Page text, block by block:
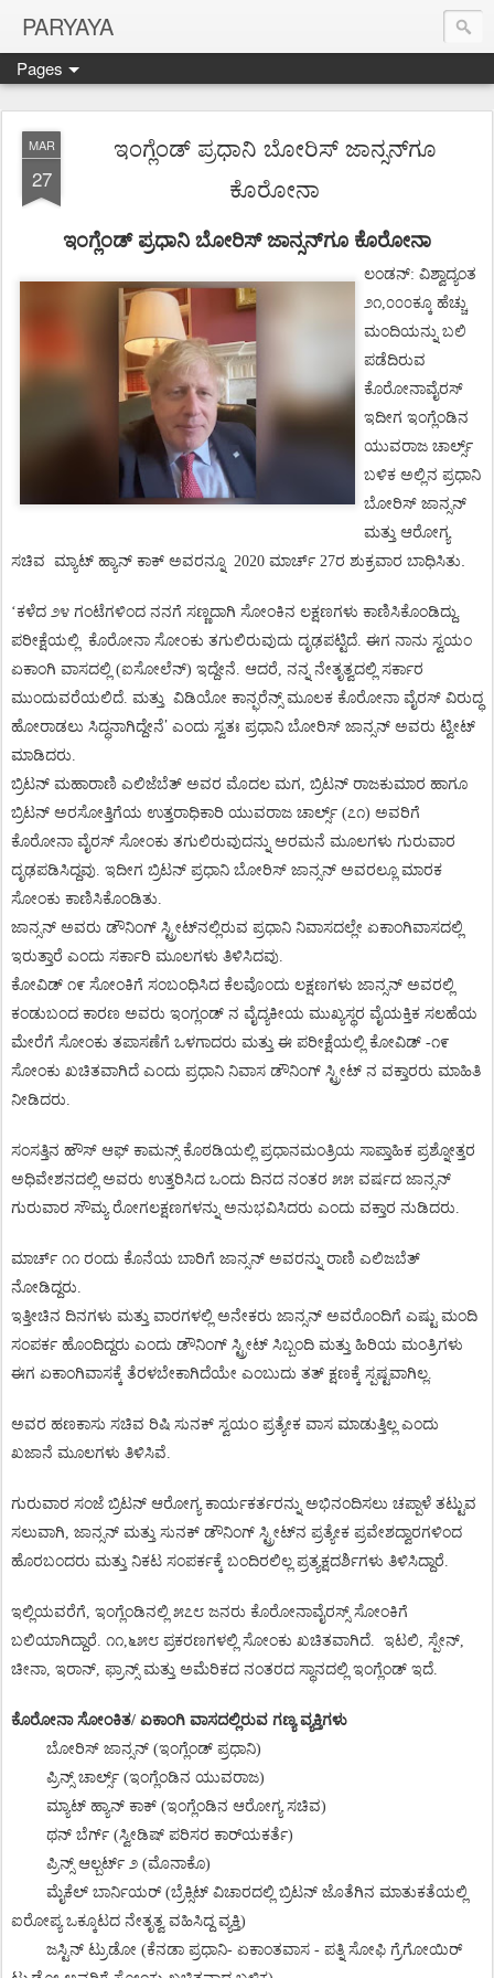
PARYAYA
Pages
MAR
27
ಇಂಗ್ಲೆಂಡ್ ಪ್ರಧಾನಿ ಬೋರಿಸ್ ಜಾನ್ಸನ್‌ಗೂ
ಕೊರೋನಾ
ಇಂಗ್ಲೆಂಡ್ ಪ್ರಧಾನಿ ಬೋರಿಸ್ ಜಾನ್ಸನ್ಗೂ ಕೊರೋನಾ
ಲಂಡನ್: ವಿಶ್ವಾದ್ಯಂತ
೨೧,೦೦೦ಕ್ಕೂ ಹೆಚ್ಚು
ಮಂದಿಯನ್ನು ಬಲಿ
ಪಡೆದಿರುವ
ಕೊರೋನಾವೈರಸ್
ಇದೀಗ ಇಂಗ್ಲೆಂಡಿನ
ಯುವರಾಜ ಚಾರ್ಲ್ಸ್
ಬಳಿಕ ಅಲ್ಲಿನ ಪ್ರಧಾನಿ
ಬೋರಿಸ್ ಜಾನ್ಸನ್
ಮತ್ತು ಆರೋಗ್ಯ
ಸಚಿವ ಮ್ಯಾಟ್ ಹ್ಯಾನ್ ಕಾಕ್ ಅವರನ್ನೂ 2020 ಮಾರ್ಚ್ 27ರ ಶುಕ್ರವಾರ ಬಾಧಿಸಿತು.
‘ಕಳೆದ ೨೪ ಗಂಟೆಗಳಿಂದ ನನಗೆ ಸಣ್ಣದಾಗಿ ಸೋಂಕಿನ ಲಕ್ಷಣಗಳು ಕಾಣಿಸಿಕೊಂಡಿದ್ದು.
ಪರೀಕ್ಷೆಯಲ್ಲಿ ಕೊರೋನಾ ಸೋಂಕು ತಗುಲಿರುವುದು ದೃಢಪಟ್ಟಿದೆ. ಈಗ ನಾನು ಸ್ವಯಂ
ಏಕಾಂಗಿ ವಾಸದಲ್ಲಿ (ಐಸೋಲೆನ್) ಇದ್ದೇನೆ. ಆದರೆ, ನನ್ನ ನೇತೃತ್ವದಲ್ಲಿ ಸರ್ಕಾರ
ಮುಂದುವರೆಯಲಿದೆ. ಮತ್ತು ವಿಡಿಯೋ ಕಾನ್ಫರೆನ್ಸ್ ಮೂಲಕ ಕೊರೋನಾ ವೈರಸ್ ವಿರುದ್ಧ
ಹೋರಾಡಲು ಸಿದ್ಧನಾಗಿದ್ದೇನೆ’ ಎಂದು ಸ್ವತಃ ಪ್ರಧಾನಿ ಬೋರಿಸ್ ಜಾನ್ಸನ್ ಅವರು ಟ್ವೀಟ್
ಮಾಡಿದರು.
ಬ್ರಿಟನ್ ಮಹಾರಾಣಿ ಎಲಿಜೆಬೆತ್ ಅವರ ಮೊದಲ ಮಗ, ಬ್ರಿಟನ್ ರಾಜಕುಮಾರ ಹಾಗೂ
ಬ್ರಿಟನ್ ಅರಸೋತ್ತಿಗೆಯ ಉತ್ತರಾಧಿಕಾರಿ ಯುವರಾಜ ಚಾರ್ಲ್ಸ್ (೭೧) ಅವರಿಗೆ
ಕೊರೋನಾ ವೈರಸ್ ಸೋಂಕು ತಗುಲಿರುವುದನ್ನು ಅರಮನೆ ಮೂಲಗಳು ಗುರುವಾರ
ದೃಢಪಡಿಸಿದ್ದವು. ಇದೀಗ ಬ್ರಿಟನ್ ಪ್ರಧಾನಿ ಬೋರಿಸ್ ಜಾನ್ಸನ್ ಅವರಲ್ಲೂ ಮಾರಕ
ಸೋಂಕು ಕಾಣಿಸಿಕೊಂಡಿತು.
ಜಾನ್ಸನ್ ಅವರು ಡೌನಿಂಗ್ ಸ್ಟ್ರೀಟ್ನಲ್ಲಿರುವ ಪ್ರಧಾನಿ ನಿವಾಸದಲ್ಲೇ ಏಕಾಂಗಿವಾಸದಲ್ಲಿ
ಇರುತ್ತಾರೆ ಎಂದು ಸರ್ಕಾರಿ ಮೂಲಗಳು ತಿಳಿಸಿದವು.
ಕೋವಿಡ್ ೧೯ ಸೋಂಕಿಗೆ ಸಂಬಂಧಿಸಿದ ಕೆಲವೊಂದು ಲಕ್ಷಣಗಳು ಜಾನ್ಸನ್ ಅವರಲ್ಲಿ
ಕಂಡುಬಂದ ಕಾರಣ ಅವರು ಇಂಗ್ಲಂಡ್ ನ ವೈದ್ಯಕೀಯ ಮುಖ್ಯಸ್ಥರ ವೈಯಕ್ತಿಕ ಸಲಹೆಯ
ಮೇರೆಗೆ ಸೋಂಕು ತಪಾಸಣೆಗೆ ಒಳಗಾದರು ಮತ್ತು ಈ ಪರೀಕ್ಷೆಯಲ್ಲಿ ಕೋವಿಡ್ -೧೯
ಸೋಂಕು ಖಚಿತವಾಗಿದೆ ಎಂದು ಪ್ರಧಾನಿ ನಿವಾಸ ಡೌನಿಂಗ್ ಸ್ಟ್ರೀಟ್ ನ ವಕ್ತಾರರು ಮಾಹಿತಿ
ನೀಡಿದರು.
ಸಂಸತ್ತಿನ ಹೌಸ್ ಆಫ್ ಕಾಮನ್ಸ್ ಕೊಠಡಿಯಲ್ಲಿ ಪ್ರಧಾನಮಂತ್ರಿಯ ಸಾಪ್ತಾಹಿಕ ಪ್ರಶ್ನೋತ್ತರ
ಅಧಿವೇಶನದಲ್ಲಿ ಅವರು ಉತ್ತರಿಸಿದ ಒಂದು ದಿನದ ನಂತರ ೫೫ ವರ್ಷದ ಜಾನ್ಸನ್
ಗುರುವಾರ ಸೌಮ್ಯ ರೋಗಲಕ್ಷಣಗಳನ್ನು ಅನುಭವಿಸಿದರು ಎಂದು ವಕ್ತಾರ ನುಡಿದರು.
ಮಾರ್ಚ್ ೧೧ ರಂದು ಕೊನೆಯ ಬಾರಿಗೆ ಜಾನ್ಸನ್ ಅವರನ್ನು ರಾಣಿ ಎಲಿಜಬೆತ್
ನೋಡಿದ್ದರು.
ಇತ್ತೀಚಿನ ದಿನಗಳು ಮತ್ತು ವಾರಗಳಲ್ಲಿ ಅನೇಕರು ಜಾನ್ಸನ್ ಅವರೊಂದಿಗೆ ಎಷ್ಟು ಮಂದಿ
ಸಂಪರ್ಕ ಹೊಂದಿದ್ದರು ಎಂದು ಡೌನಿಂಗ್ ಸ್ಟ್ರೀಟ್ ಸಿಬ್ಬಂದಿ ಮತ್ತು ಹಿರಿಯ ಮಂತ್ರಿಗಳು
ಈಗ ಏಕಾಂಗಿವಾಸಕ್ಕೆ ತೆರಳಬೇಕಾಗಿದೆಯೇ ಎಂಬುದು ತತ್ ಕ್ಷಣಕ್ಕೆ ಸ್ಪಷ್ಟವಾಗಿಲ್ಲ.
ಅವರ ಹಣಕಾಸು ಸಚಿವ ರಿಷಿ ಸುನಕ್ ಸ್ವಯಂ ಪ್ರತ್ಯೇಕ ವಾಸ ಮಾಡುತ್ತಿಲ್ಲ ಎಂದು
ಖಜಾನೆ ಮೂಲಗಳು ತಿಳಿಸಿವೆ.
ಗುರುವಾರ ಸಂಜೆ ಬ್ರಿಟನ್ ಆರೋಗ್ಯ ಕಾರ್ಯಕರ್ತರನ್ನು ಅಭಿನಂದಿಸಲು ಚಪ್ಪಾಳೆ ತಟ್ಟುವ
ಸಲುವಾಗಿ, ಜಾನ್ಸನ್ ಮತ್ತು ಸುನಕ್ ಡೌನಿಂಗ್ ಸ್ಟ್ರೀಟ್ನ ಪ್ರತ್ಯೇಕ ಪ್ರವೇಶದ್ವಾರಗಳಿಂದ
ಹೊರಬಂದರು ಮತ್ತು ನಿಕಟ ಸಂಪರ್ಕಕ್ಕೆ ಬಂದಿರಲಿಲ್ಲ ಪ್ರತ್ಯಕ್ಷದರ್ಶಿಗಳು ತಿಳಿಸಿದ್ದಾರೆ.
ಇಲ್ಲಿಯವರೆಗೆ, ಇಂಗ್ಲೆಂಡಿನಲ್ಲಿ ೫೭೮ ಜನರು ಕೊರೋನಾವೈರಸ್ಸ್ ಸೋಂಕಿಗೆ
ಬಲಿಯಾಗಿದ್ದಾರೆ. ೧೧,೬೫೮ ಪ್ರಕರಣಗಳಲ್ಲಿ ಸೋಂಕು ಖಚಿತವಾಗಿದೆ. ಇಟಲಿ, ಸ್ಪೇನ್,
ಚೀನಾ, ಇರಾನ್, ಫ್ರಾನ್ಸ್ ಮತ್ತು ಅಮೆರಿಕದ ನಂತರದ ಸ್ಥಾನದಲ್ಲಿ ಇಂಗ್ಲೆಂಡ್ ಇದೆ.
ಕೊರೋನಾ ಸೋಂಕಿತ/ ಏಕಾಂಗಿ ವಾಸದಲ್ಲಿರುವ ಗಣ್ಯ ವ್ಯಕ್ತಿಗಳು
ಬೋರಿಸ್ ಜಾನ್ಸನ್ (ಇಂಗ್ಲೆಂಡ್ ಪ್ರಧಾನಿ)
ಪ್ರಿನ್ಸ್ ಚಾರ್ಲ್ಸ್ (ಇಂಗ್ಲೆಂಡಿನ ಯುವರಾಜ)
ಮ್ಯಾಟ್ ಹ್ಯಾನ್ ಕಾಕ್ (ಇಂಗ್ಲೆಂಡಿನ ಆರೋಗ್ಯ ಸಚಿವ)
ಥನ್ ಬೆರ್ಗ್ (ಸ್ವೀಡಿಷ್ ಪರಿಸರ ಕಾರ್ಯಕರ್ತೆ)
ಪ್ರಿನ್ಸ್ ಆಲ್ಬರ್ಟ್ ೨ (ಮೊನಾಕೊ)
ಮೈಕೆಲ್ ಬಾರ್ನಿಯರ್(ಬ್ರೆಕ್ಸಿಟ್ ವಿಚಾರದಲ್ಲಿ ಬ್ರಿಟನ್ ಜೊತೆಗಿನ ಮಾತುಕತೆಯಲ್ಲಿ
ಐರೋಪ್ಯ ಒಕ್ಕೂಟದ ನೇತೃತ್ವ ವಹಿಸಿದ್ದ ವ್ಯಕ್ತಿ)
ಜಸ್ಟಿನ್ ಟ್ರುಡೋ (ಕೆನಡಾ ಪ್ರಧಾನಿ- ಏಕಾಂತವಾಸ - ಪತ್ನಿ ಸೋಫಿ ಗ್ರೆಗೋಯಿರ್